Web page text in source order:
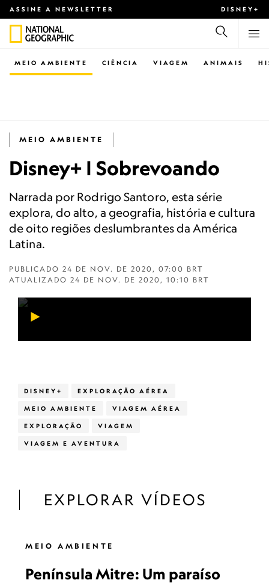
ASSINE A NEWSLETTER DISNEY+
CIÊNCIA VIAGEM ANIMAIS
MEIO AMBIENTE
MEIO AMBIENTE
Disney+ | Sobrevoando
Narrada por Rodrigo Santoro, esta série
explora, do alto, a geografia, história e cultura
de oito regiões deslumbrantes da América
Latina.
PUBLICADO 24 DE NOV. DE 2020, 07:00 BRT
ATUALIZADO 24 DE NOV. DE 2020, 10:10 BRT
DISNEY+ EXPLORAÇÃO AÉREA
MEIO AMBIENTE VIAGEM AÉREA
EXPLORAÇÃO VIAGEM
VIAGEM E AVENTURA
EXPLORAR VÍDEOS
MEIO AMBIENTE
Península Mitre: Um paraíso